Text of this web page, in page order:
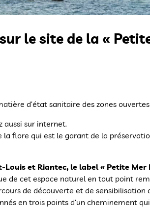
le site de la «
d’état sanitaire des zones
aussi sur internet.
flore qui est le garant de la
et Riantec, le label « Petite Mer
de cet espace naturel en tout point
de découverte et de sensibilisation
en trois points d’un cheminement